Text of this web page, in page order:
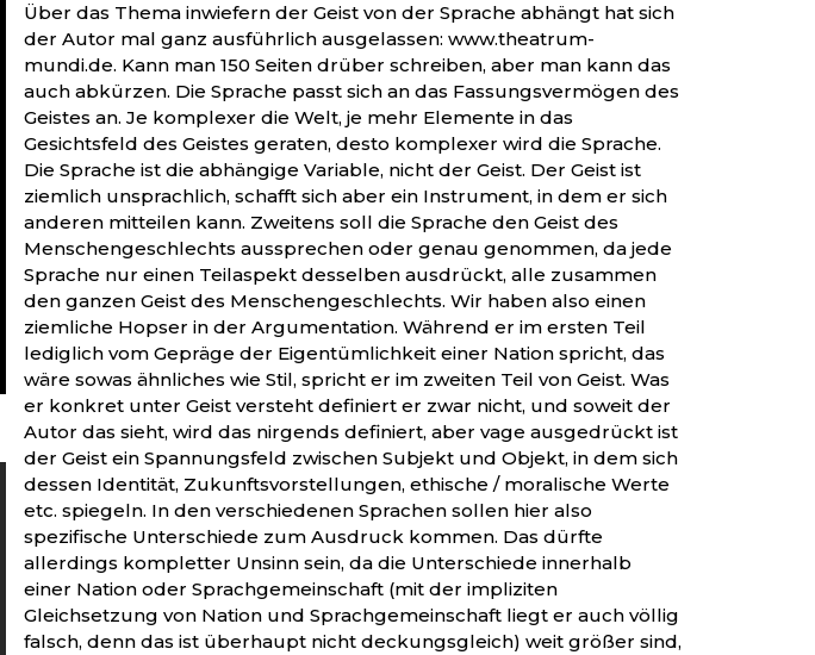
Über das Thema inwiefern der Geist von der Sprache abhängt hat sich
der Autor mal ganz ausführlich ausgelassen: www.theatrum-
mundi.de. Kann man 150 Seiten drüber schreiben, aber man kann das
auch abkürzen. Die Sprache passt sich an das Fassungsvermögen des
Geistes an. Je komplexer die Welt, je mehr Elemente in das
Gesichtsfeld des Geistes geraten, desto komplexer wird die Sprache.
Die Sprache ist die abhängige Variable, nicht der Geist. Der Geist ist
ziemlich unsprachlich, schafft sich aber ein Instrument, in dem er sich
anderen mitteilen kann. Zweitens soll die Sprache den Geist des
Menschengeschlechts aussprechen oder genau genommen, da jede
Sprache nur einen Teilaspekt desselben ausdrückt, alle zusammen
den ganzen Geist des Menschengeschlechts. Wir haben also einen
ziemliche Hopser in der Argumentation. Während er im ersten Teil
lediglich vom Gepräge der Eigentümlichkeit einer Nation spricht, das
wäre sowas ähnliches wie Stil, spricht er im zweiten Teil von Geist. Was
er konkret unter Geist versteht definiert er zwar nicht, und soweit der
Autor das sieht, wird das nirgends definiert, aber vage ausgedrückt ist
der Geist ein Spannungsfeld zwischen Subjekt und Objekt, in dem sich
dessen Identität, Zukunftsvorstellungen, ethische / moralische Werte
etc. spiegeln. In den verschiedenen Sprachen sollen hier also
spezifische Unterschiede zum Ausdruck kommen. Das dürfte
allerdings kompletter Unsinn sein, da die Unterschiede innerhalb
einer Nation oder Sprachgemeinschaft (mit der impliziten
Gleichsetzung von Nation und Sprachgemeinschaft liegt er auch völlig
falsch, denn das ist überhaupt nicht deckungsgleich) weit größer sind,